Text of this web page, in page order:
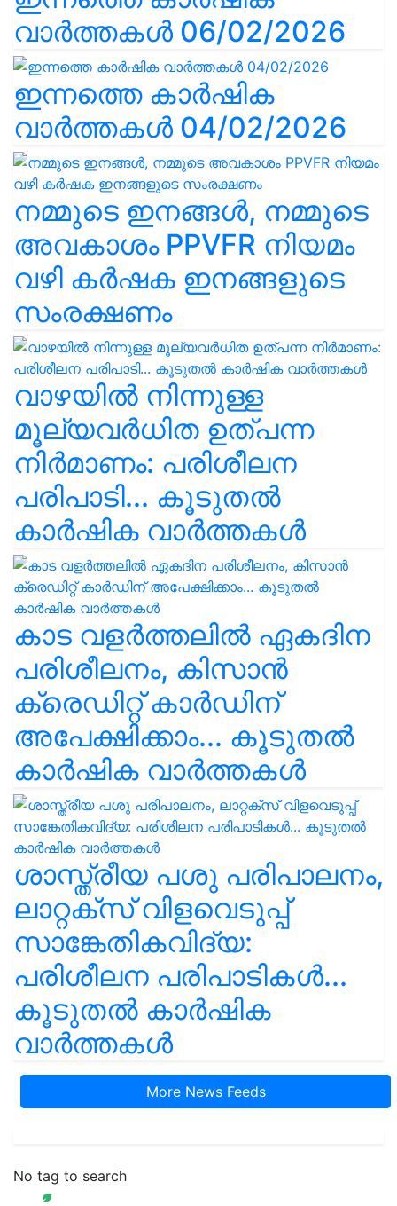
വാർത്തകൾ 06/02/2026
ഇന്നത്തെ കാർഷിക
വാർത്തകൾ 04/02/2026
നമ്മുടെ ഇനങ്ങൾ, നമ്മുടെ
അവകാശം PPVFR നിയമം
വഴി കർഷക ഇനങ്ങളുടെ
സംരക്ഷണം
വാഴയിൽ നിന്നുള്ള
മൂല്യവർധിത ഉത്പന്ന
നിർമാണം: പരിശീലന
പരിപാടി... കൂടുതൽ
കാർഷിക വാർത്തകൾ
കാട വളര്‍ത്തലിൽ ഏകദിന
പരിശീലനം, കിസാൻ
ക്രെഡിറ്റ് കാർഡിന്
അപേക്ഷിക്കാം... കൂടുതൽ
കാർഷിക വാർത്തകൾ
ശാസ്ത്രീയ പശു പരിപാലനം,
ലാറ്റക്സ് വിളവെടുപ്പ്
സാങ്കേതികവിദ്യ:
പരിശീലന പരിപാടികൾ...
കൂടുതൽ കാർഷിക
വാർത്തകൾ
More News Feeds
No tag to search